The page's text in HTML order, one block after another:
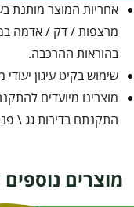
אחריות המוצר מותנת
מרצפות / דק / אדמה
בהוראות ההרכבה.
שימוש בקיט עיגון
מוצרינו מיועדים
התקנתם בדירות גג \
מוצרים